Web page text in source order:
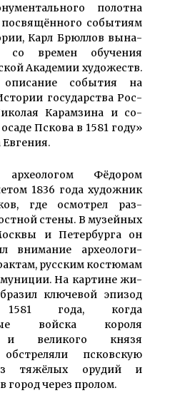
по­лотна
по­свящён­ного со­бытиям
Карл Брюл­лов вы­на­
времен обучения
Академии художеств.
события на
государства Рос­
Карам­зина и со­
Пскова в 1581 году»
Фёдором
1836 года художник
где ос­мот­рел раз­
стены. В му­зей­ных
и Петер­бурга он
вни­мание архео­ло­ги­
рус­ским костюмам
На картине жи­
клю­чевой эпизод
1581 года, когда
войска короля
и великого князя
псковскую
тяжёлых орудий и
город через пролом.